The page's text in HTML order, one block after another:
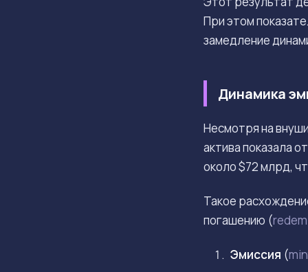
При этом
замедление
Динамика
Несмотря на
актива показала
около $72 млрд,
Такое
погашению (
Эмиссия (